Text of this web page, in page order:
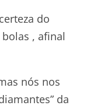
do
, afinal
nós nos
da